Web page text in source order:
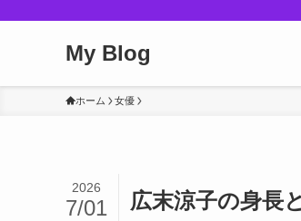
My Blog
ホーム 女優
広末涼子の身長
2026
7/01